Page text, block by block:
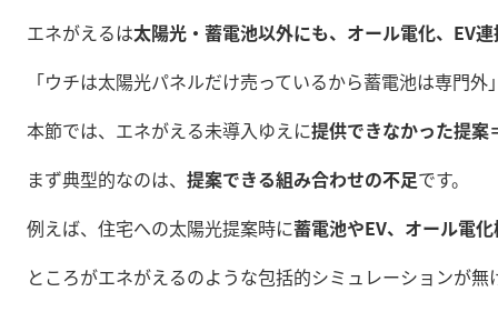
エネがえるは太陽光・蓄電池以外にも、オール電化、EV
「ウチは太陽光パネルだけ売っているから蓄電池は専門
本節では、エネがえる未導入ゆえに提供できなかった提案
まず典型的なのは、 提案できる組み合わせの不足です。
例えば、住宅への太陽光提案時に蓄電池やEV、オール電
ところがエネがえるのような包括的シミュレーションが